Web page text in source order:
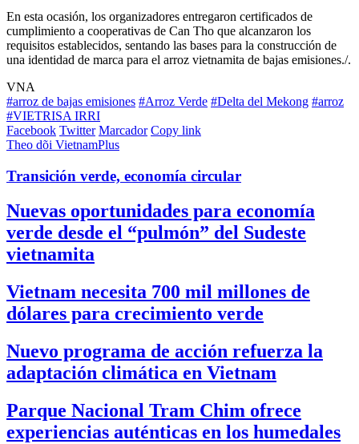
En esta ocasión, los organizadores entregaron certificados de
cumplimiento a cooperativas de Can Tho que alcanzaron los
requisitos establecidos, sentando las bases para la construcción de
una identidad de marca para el arroz vietnamita de bajas emisiones./.
VNA
#arroz de bajas emisiones #Arroz Verde #Delta del Mekong #arroz
#VIETRISA IRRI
Facebook Twitter Marcador Copy link
Theo dõi VietnamPlus
Transición verde, economía circular
Nuevas oportunidades para economía
verde desde el “pulmón” del Sudeste
vietnamita
Vietnam necesita 700 mil millones de
dólares para crecimiento verde
Nuevo programa de acción refuerza la
adaptación climática en Vietnam
Parque Nacional Tram Chim ofrece
experiencias auténticas en los humedales